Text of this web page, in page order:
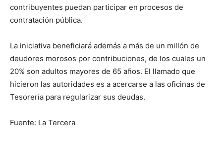
contribuyentes puedan participar en procesos de
contratación pública.
La iniciativa beneficiará además a más de un millón de
deudores morosos por contribuciones, de los cuales un
20% son adultos mayores de 65 años. El llamado que
hicieron las autoridades es a acercarse a las oficinas de
Tesorería para regularizar sus deudas.
Fuente: La Tercera